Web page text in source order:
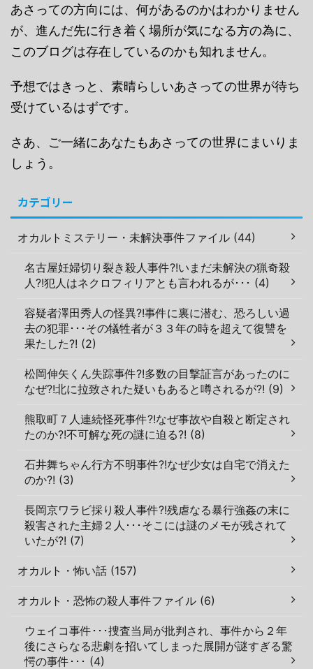
あさっての方向には、何があるのかはわかりません
が、進んだ先に行き着く場所が気になる方の為に、
このブログは存在しているのかも知れません。
予想ではきっと、素晴らしいあさっての世界が待ち
受けているはずです。
さあ、ご一緒にあなたもあさっての世界にまいりま
しょう。
カテゴリー
オカルトミステリー・未解決事件ファイル (44)
名古屋妊婦切り裂き殺人事件?!いまだ未解決の猟奇殺
人?!犯人はネクロフィリアとも言われるが･･･ (4)
容疑者澤田秀人の怪異?!事件に裏に潜む、恐ろしい過
去の犯罪･･･その犠牲者が３３年の時を超えて復讐を
果たした?! (2)
松岡伸矢くん失踪事件?!多数の目撃証言があったのに
なぜ?!北に拉致された疑いもあると噂されるが?! (9)
熊取町７人連続怪死事件?!なぜ事故や自殺と断定され
たのか?!不可解な死の謎に迫る?! (8)
石井舞ちゃん行方不明事件?!なぜ少女は自宅で消えた
のか?! (3)
長岡京ワラビ採り殺人事件?!残虐なる暴行強姦の末に
殺害された主婦２人･･･そこには謎のメモが残されて
いたが?! (7)
オカルト・怖い話 (157)
オカルト・恐怖の殺人事件ファイル (6)
ウェイコ事件･･･捜査当局が批判され、事件から２年
後にさらなる悲劇を招いてしまった展開が謎すぎる驚
愕の事件･･･ (4)